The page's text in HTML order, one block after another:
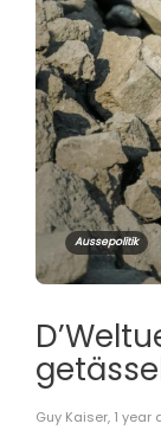
Aussepolitik
Guy Kaiser, 1 year